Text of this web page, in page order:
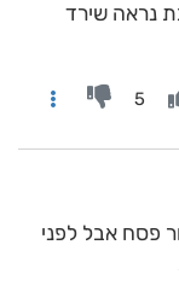
נראה שירד
5
פסח אבל לפני